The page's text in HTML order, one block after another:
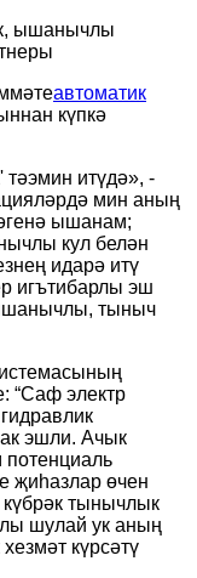
ышанычлы
автоматик
күпкә
итүдә», -
мин аның
ышанам;
кул белән
идарә итү
игътибарлы эш
ышанычлы, тыныч
“Саф электр
эшли. Ачык
потенциаль
җиһазлар өчен
тынычлык
шулай ук ​​аның
күрсәтү